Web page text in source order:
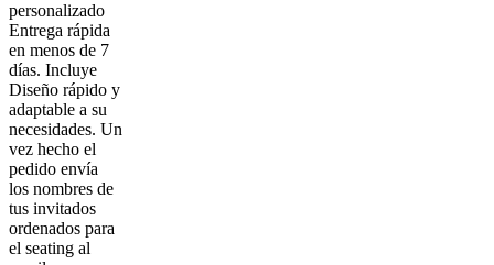
personalizado
Entrega rápida
en menos de 7
días. Incluye
Diseño rápido y
adaptable a su
necesidades. Un
vez hecho el
pedido envía
los nombres de
tus invitados
ordenados para
el seating al